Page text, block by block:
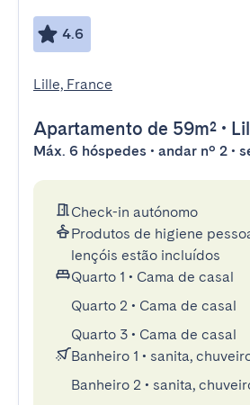
4.6
Lille, France
Apartamento de 59m² •
Máx. 6 hóspedes • andar nº 2 •
Check-in autónomo
Produtos de higiene
lençóis estão incluídos
Quarto 1 • Cama de casal
Quarto 2 • Cama de casal
Quarto 3 • Cama de casal
Banheiro 1 • sanita,
Banheiro 2 • sanita,